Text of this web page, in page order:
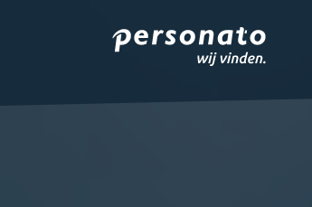
ONZE DIENSTEN